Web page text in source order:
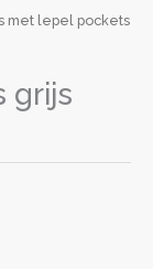
met lepel pockets
grijs